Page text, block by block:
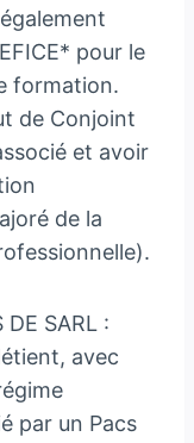
pour le
formation.
de Conjoint
et avoir
de la
DE SARL :
avec
par un Pacs